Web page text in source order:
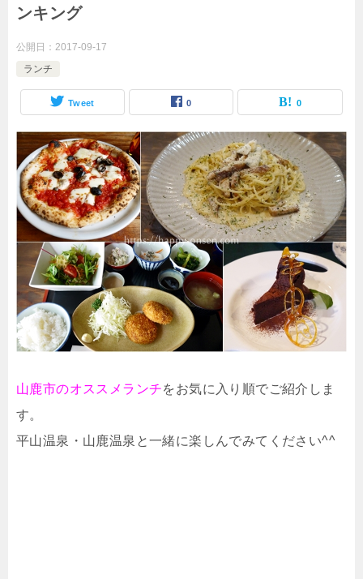
ンキング
公開日： 2017-09-17
ランチ
Tweet 0 0
山鹿市のオススメランチをお気に入り順でご紹介しま
す。
平山温泉・山鹿温泉と一緒に楽しんでみてください^^